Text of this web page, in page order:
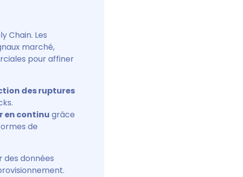
Chain. Les
marché,
pour affiner
des ruptures
en continu grâce
de
des données